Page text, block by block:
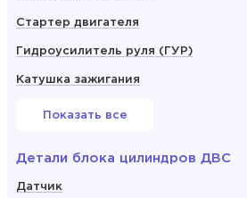
Стартер двигателя
Гидроусилитель руля (ГУР)
Катушка зажигания
Показать все
Детали блока цилиндров ДВС
Датчик